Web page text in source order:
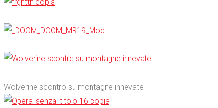
Wolverine scontro su montagne innevate